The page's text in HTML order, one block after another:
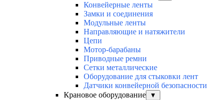
Конвейерные ленты
Замки и соединения
Модульные ленты
Направляющие и натяжители
Цепи
Мотор-барабаны
Приводные ремни
Сетки металлические
Оборудование для стыковки лент
Датчики конвейерной безопасности
Крановое оборудование
▼